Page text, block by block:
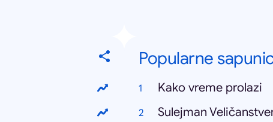
Popularne
Kako vreme prolazi
Sulejman